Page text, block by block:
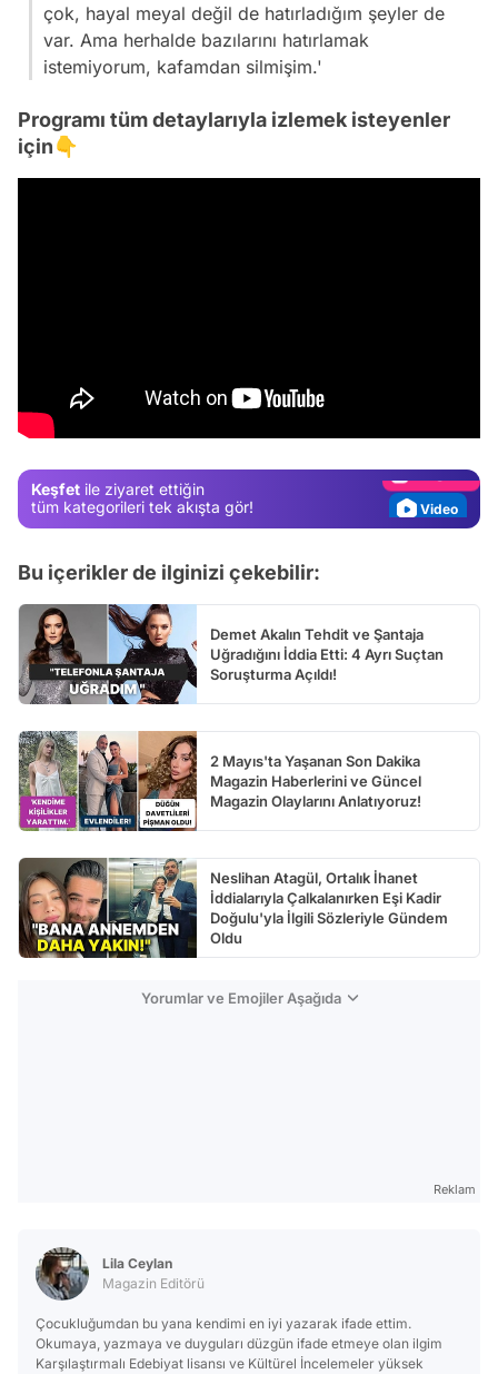
çok, hayal meyal değil de hatırladığım şeyler de
var. Ama herhalde bazılarını hatırlamak
istemiyorum, kafamdan silmişim.'
Programı tüm detaylarıyla izlemek isteyenler
için👇
Keşfet ile ziyaret ettiğin
tüm kategorileri tek akışta gör!
Video
Bu içerikler de ilginizi çekebilir:
Demet Akalın Tehdit ve Şantaja
Uğradığını İddia Etti: 4 Ayrı Suçtan
Soruşturma Açıldı!
2 Mayıs'ta Yaşanan Son Dakika
Magazin Haberlerini ve Güncel
Magazin Olaylarını Anlatıyoruz!
Neslihan Atagül, Ortalık İhanet
İddialarıyla Çalkalanırken Eşi Kadir
Doğulu'yla İlgili Sözleriyle Gündem
Oldu
Yorumlar ve Emojiler Aşağıda
Reklam
Lila Ceylan
Magazin Editörü
Çocukluğumdan bu yana kendimi en iyi yazarak ifade ettim.
Okumaya, yazmaya ve duyguları düzgün ifade etmeye olan ilgim
Karşılaştırmalı Edebiyat lisansı ve Kültürel İncelemeler yüksek